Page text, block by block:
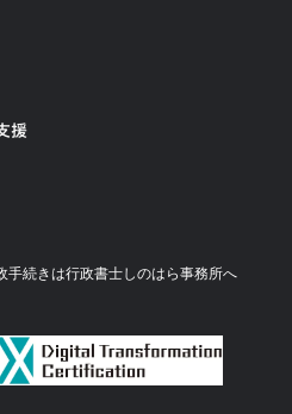
援
手続きは行政書士しのはら事務所へ